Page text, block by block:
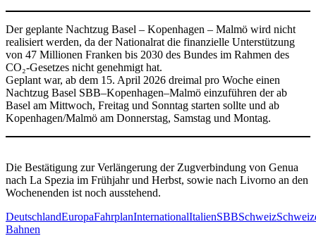
Der geplante Nachtzug Basel – Kopenhagen – Malmö wird nicht
realisiert werden, da der Nationalrat die finanzielle Unterstützung
von 47 Millionen Franken bis 2030 des Bundes im Rahmen des
CO₂-Gesetzes nicht genehmigt hat.
Geplant war, ab dem 15. April 2026 dreimal pro Woche einen
Nachtzug Basel SBB–Kopenhagen–Malmö einzuführen der ab
Basel am Mittwoch, Freitag und Sonntag starten sollte und ab
Kopenhagen/Malmö am Donnerstag, Samstag und Montag.
Die Bestätigung zur Verlängerung der Zugverbindung von Genua
nach La Spezia im Frühjahr und Herbst, sowie nach Livorno an den
Wochenenden ist noch ausstehend.
DeutschlandEuropaFahrplanInternationalItalienSBBSchweiz
Bahnen